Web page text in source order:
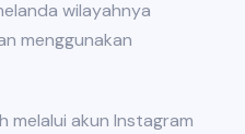
wilayahnya
menggunakan
melalui akun Instagram